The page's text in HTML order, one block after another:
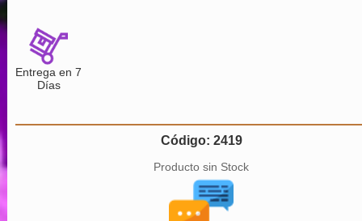
Entrega en 7
Días
Código: 2419
Producto sin Stock